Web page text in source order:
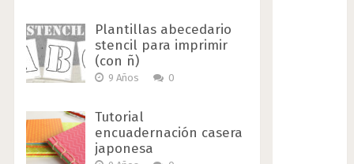
Plantillas abecedario
stencil para imprimir
(con ñ)
9 Años 0
Tutorial
encuadernación casera
japonesa